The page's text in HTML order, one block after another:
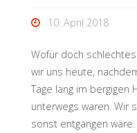
10. April 2018
Wofür doch
wir uns heute,
Tage lang im bergigen
unterwegs waren. Wir
sonst entgangen